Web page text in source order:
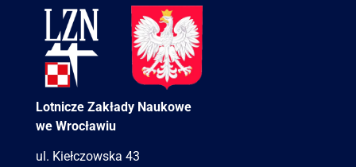
Lotnicze Zakłady Naukowe
we Wrocławiu
ul. Kiełczowska 43